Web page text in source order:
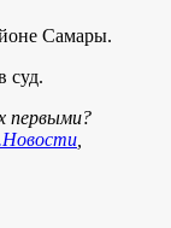
Самары.
суд.
первыми?